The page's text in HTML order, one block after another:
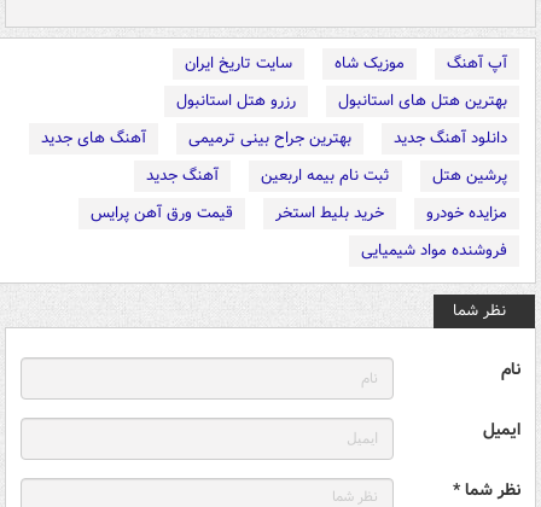
آپ آهنگ موزیک شاه
سایت تاریخ ایران
بهترین هتل های استانبول
رزرو هتل استانبول
دانلود آهنگ جدید
بهترین جراح بینی ترمیمی
آهنگ های جدید
پرشین هتل
ثبت نام بیمه اربعین
آهنگ جدید
مزایده خودرو
خرید بلیط استخر
قیمت ورق آهن پرایس
فروشنده مواد شیمیایی
نظر شما
نام
ایمیل
نظر شما *